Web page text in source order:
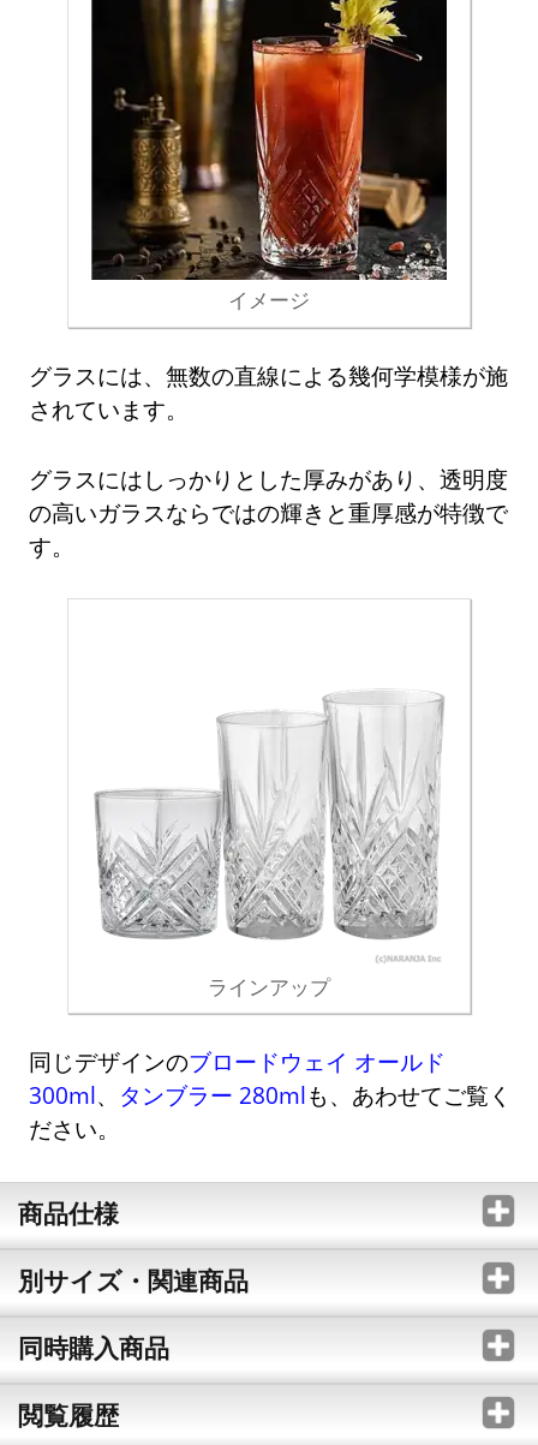
イメージ
グラスには、無数の直線による幾何学模様が施
されています。
グラスにはしっかりとした厚みがあり、透明度
の高いガラスならではの輝きと重厚感が特徴で
す。
ラインアップ
同じデザインのブロードウェイ オールド
300ml、 タンブラー 280mlも、あわせてご覧く
ださい。
商品仕様
別サイズ・関連商品
同時購入商品
閲覧履歴